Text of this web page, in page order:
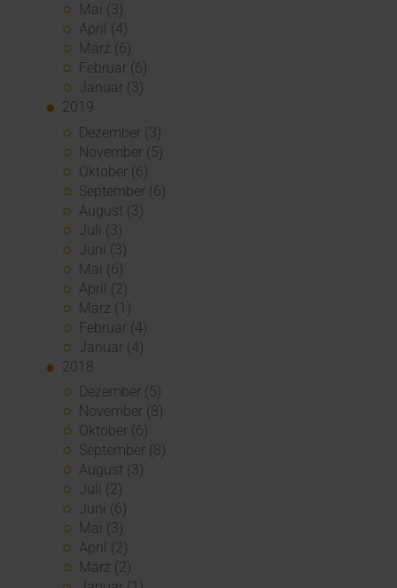
Mai (3)
April (4)
März (6)
Februar (6)
Januar (3)
2019
Dezember (3)
November (5)
Oktober (6)
September (6)
August (3)
Juli (3)
Juni (3)
Mai (6)
April (2)
März (1)
Februar (4)
Januar (4)
2018
Dezember (5)
November (8)
Oktober (6)
September (8)
August (3)
Juli (2)
Juni (6)
Mai (3)
April (2)
März (2)